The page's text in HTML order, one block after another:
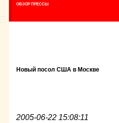
ОБЗОР ПРЕССЫ
Новый посол США в Москве
2005-06-22 15:08:11